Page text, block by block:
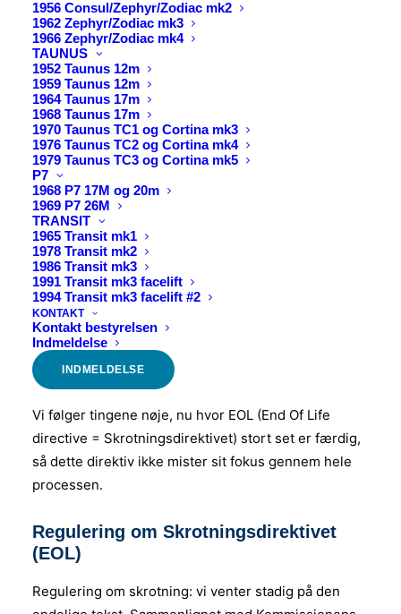
1956 Consul/Zephyr/Zodiac mk2
1962 Zephyr/Zodiac mk3
1966 Zephyr/Zodiac mk4
TAUNUS
1952 Taunus 12m
1959 Taunus 12m
1964 Taunus 17m
1968 Taunus 17m
1970 Taunus TC1 og Cortina mk3
1976 Taunus TC2 og Cortina mk4
1979 Taunus TC3 og Cortina mk5
P7
1968 P7 17M og 20m
1969 P7 26M
TRANSIT
1965 Transit mk1
1978 Transit mk2
1986 Transit mk3
1991 Transit mk3 facelift
1994 Transit mk3 facelift #2
KONTAKT
Kontakt bestyrelsen
Indmeldelse
INDMELDELSE
Hvis man bare ser bort fra procesrisikoen, ser det ud
til, at følgende er godkendt:
Historiske køretøjer er stadig undtaget – dvs.
køretøjer over 30 år gamle.
Den fantasifulde idé om, at køretøjer over 10 år
skulle til syn hvert år, er blevet forkastet.
Motorcykler forbliver uden periodiske syn, da man i
stedet kan få udført f.eks. vejsidekontroller
(Rapportøren vil stadig gerne inspicere motorcykler,
men forhåbentlig lykkes det ikke. Et stærkt forslag er
at lade det være som nu).
Køretøjer skal kun testes i forhold til de regler og
værdier, der gjaldt, da de blev fremstillet.
Antimanipulationsreglen ser også ud til at være
droppet og gælder kun, hvor folk bevidst ønskede at
snyde.
Vi følger tingene nøje, nu hvor EOL (End Of Life
directive = Skrotningsdirektivet) stort set er færdig,
så dette direktiv ikke mister sit fokus gennem hele
processen.
Regulering om Skrotningsdirektivet
(EOL)
Regulering om skrotning: vi venter stadig på den